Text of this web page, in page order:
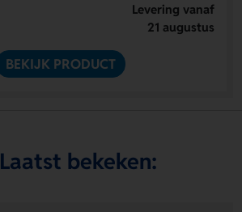
Levering vanaf
21 augustus
BEKIJK PRODUCT
Laatst bekeken: